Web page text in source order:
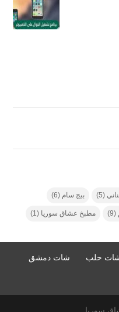
(5) بيج سام (6)
(9) مطبخ عشاق سوريا (1)
حلب
شات دمشق
سوريا